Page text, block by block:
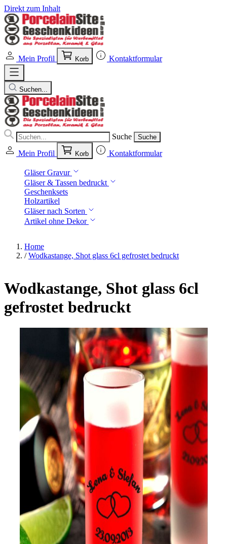
Direkt zum Inhalt
Mein Profil Korb Kontaktformular
Suchen...
Suche Suche
Mein Profil Korb Kontaktformular
Gläser Gravur
Gläser & Tassen bedruckt
Geschenksets
Holzartikel
Gläser nach Sorten
Artikel ohne Dekor
Home
/ Wodkastange, Shot glass 6cl gefrostet bedruckt
Wodkastange, Shot glass 6cl
gefrostet bedruckt